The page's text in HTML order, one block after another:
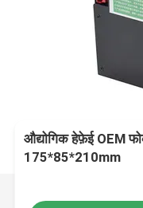
औद्योगिक हेफ़ेई OEM
175*85*210mm